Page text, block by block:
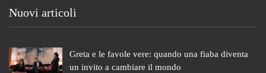
Nuovi articoli
Greta e le favole vere: quando una fiaba diventa
un invito a cambiare il mondo